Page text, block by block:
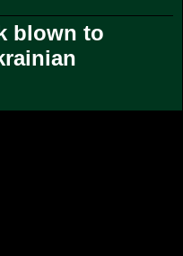
blown to